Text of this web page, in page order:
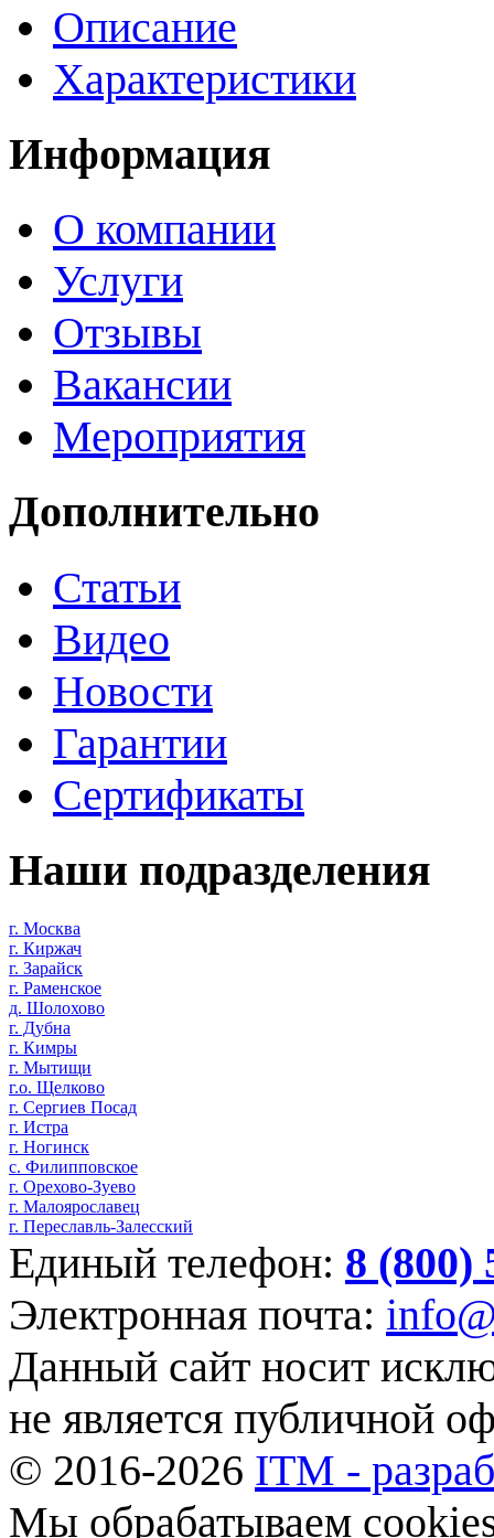
Описание
Характеристики
Информация
О компании
Услуги
Отзывы
Вакансии
Мероприятия
Дополнительно
Статьи
Видео
Новости
Гарантии
Сертификаты
Наши подразделения
г. Москва
г. Киржач
г. Зарайск
г. Раменское
д. Шолохово
г. Дубна
г. Кимры
г. Мытищи
г.о. Щелково
г. Сергиев Посад
г. Истра
г. Ногинск
с. Филипповское
г. Орехово-Зуево
г. Малоярославец
г. Переславль-Залесский
Единый телефон: 8 (800)
Электронная почта:
Данный сайт носит
не является публичной
© 2016-2026 ITM -
Мы обрабатываем